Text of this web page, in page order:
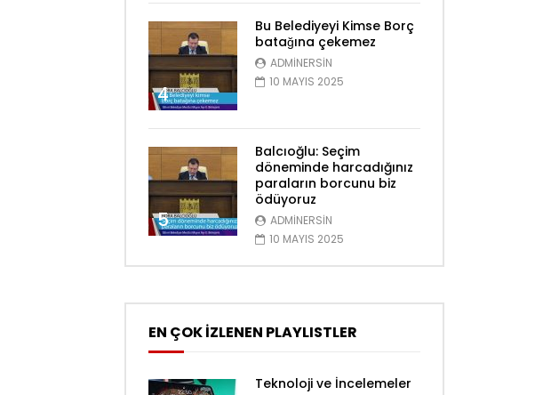
4
Bu Belediyeyi Kimse Borç
batağına çekemez
ADMINERSIN
10 MAYIS 2025
5
Balcıoğlu: Seçim
döneminde harcadığınız
paraların borcunu biz
ödüyoruz
ADMINERSIN
10 MAYIS 2025
EN ÇOK İZLENEN PLAYLISTLER
Teknoloji ve İncelemeler